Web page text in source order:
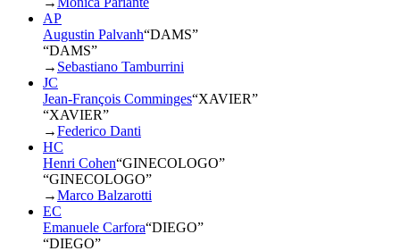
AP
Augustin Palvanh“DAMS”
“DAMS”
→ Sebastiano Tamburrini
JC
Jean-François Comminges“XAVIER”
“XAVIER”
→Federico Danti
HC
Henri Cohen“GINECOLOGO”
“GINECOLOGO”
→Marco Balzarotti
EC
Emanuele Carfora“DIEGO”
“DIEGO”